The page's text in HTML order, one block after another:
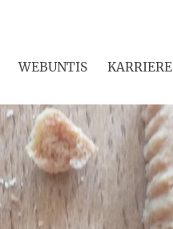
WEBUNTIS KARRIERE